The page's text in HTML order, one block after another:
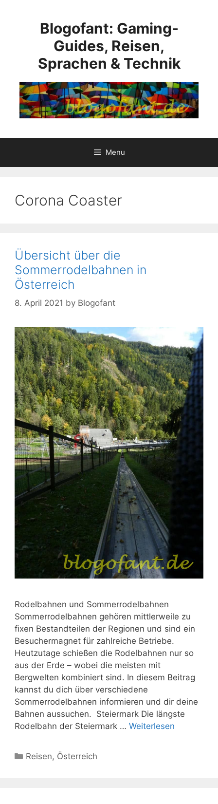
Blogofant: Gaming-
Guides, Reisen,
Sprachen & Technik
Menu
Corona Coaster
Übersicht über die
Sommerrodelbahnen in
Österreich
8. April 2021 by Blogofant
Rodelbahnen und Sommerrodelbahnen
Sommerrodelbahnen gehören mittlerweile zu
fixen Bestandteilen der Regionen und sind ein
Besuchermagnet für zahlreiche Betriebe.
Heutzutage schießen die Rodelbahnen nur so
aus der Erde – wobei die meisten mit
Bergwelten kombiniert sind. In diesem Beitrag
kannst du dich über verschiedene
Sommerrodelbahnen informieren und dir deine
Bahnen aussuchen. Steiermark Die längste
Rodelbahn der Steiermark … Weiterlesen
Kategorien
Reisen, Österreich